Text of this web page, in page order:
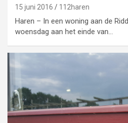
15 juni 2016 112haren
Haren – In een woning aan de
woensdag aan het einde van…